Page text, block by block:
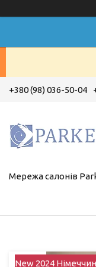
+380 (98) 036-50-04
Мережа салонів
New 2024